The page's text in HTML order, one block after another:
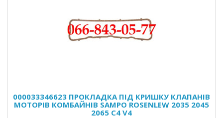
000033346623 ПРОКЛАДКА ПІД КРИШКУ КЛАПАНІВ
МОТОРІВ КОМБАЙНІВ SAMPO ROSENLEW 2035 2045
2065 C4 V4